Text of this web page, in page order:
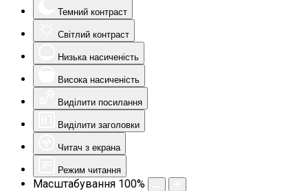
Темний контраст
Світлий контраст
Низька насиченість
Висока насиченість
Виділити посилання
Виділити заголовки
Читач з екрана
Режим читання
Масштабування 100%